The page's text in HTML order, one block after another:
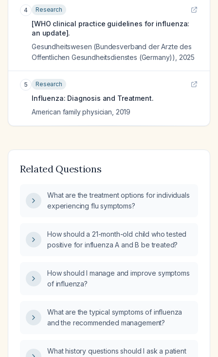
4 Research
[WHO clinical practice guidelines for influenza:
an update].
Gesundheitswesen (Bundesverband der Arzte des
Offentlichen Gesundheitsdienstes (Germany))
2025
5 Research
Influenza: Diagnosis and Treatment.
American family physician 2019
Related Questions
What are the treatment options for individuals
experiencing flu symptoms?
How should a 21-month-old child who tested
positive for influenza A and B be treated?
How should I manage and improve symptoms
of influenza?
What are the typical symptoms of influenza
and the recommended management?
What history questions should I ask a patient